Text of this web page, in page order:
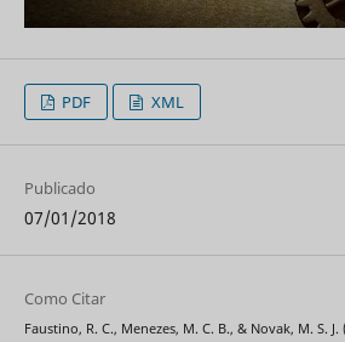
PDF XML
Publicado
07/01/2018
Como Citar
Faustino, R. C., Menezes, M. C. B., & Novak, M. S.